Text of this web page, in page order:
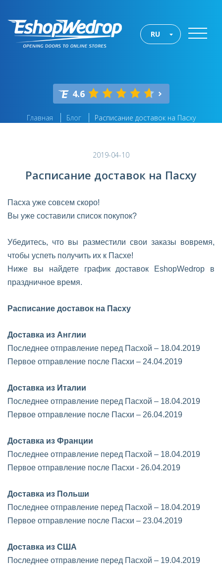
RU
4.6
Главная Блог Расписание доставок на Пасху
2019-04-10
Расписание доставок на Пасху
Пасха уже совсем скоро!
Вы уже составили список покупок?
Убедитесь, что вы разместили свои заказы вовремя,
чтобы успеть получить их к Пасхе!
Ниже вы найдете график доставок EshopWedrop в
праздничное время.
Расписание доставок на Пасху
Доставка из Англии
Последнее отправление перед Пасхой – 18.04.2019
Первое отправление после Пасхи – 24.04.2019
Доставка из Италии
Последнее отправление перед Пасхой – 18.04.2019
Первое отправление после Пасхи – 26.04.2019
Доставка из Франции
Последнее отправление перед Пасхой – 18.04.2019
Первое отправление после Пасхи - 26.04.2019
Доставка из Польши
Последнее отправление перед Пасхой – 18.04.2019
Первое отправление после Пасхи – 23.04.2019
Доставка из США
Последнее отправление перед Пасхой – 19.04.2019